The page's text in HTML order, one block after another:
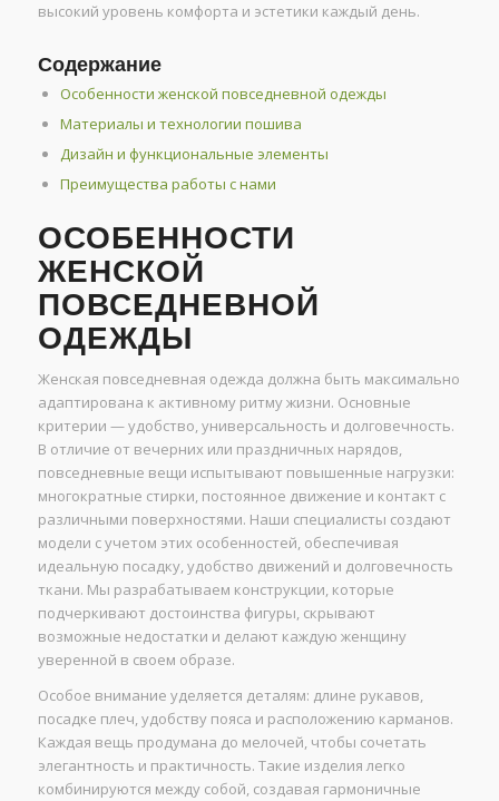
высокий уровень комфорта и эстетики каждый день.
Содержание
Особенности женской повседневной одежды
Материалы и технологии пошива
Дизайн и функциональные элементы
Преимущества работы с нами
ОСОБЕННОСТИ
ЖЕНСКОЙ
ПОВСЕДНЕВНОЙ
ОДЕЖДЫ
Женская повседневная одежда должна быть максимально
адаптирована к активному ритму жизни. Основные
критерии — удобство, универсальность и долговечность.
В отличие от вечерних или праздничных нарядов,
повседневные вещи испытывают повышенные нагрузки:
многократные стирки, постоянное движение и контакт с
различными поверхностями. Наши специалисты создают
модели с учетом этих особенностей, обеспечивая
идеальную посадку, удобство движений и долговечность
ткани. Мы разрабатываем конструкции, которые
подчеркивают достоинства фигуры, скрывают
возможные недостатки и делают каждую женщину
уверенной в своем образе.
Особое внимание уделяется деталям: длине рукавов,
посадке плеч, удобству пояса и расположению карманов.
Каждая вещь продумана до мелочей, чтобы сочетать
элегантность и практичность. Такие изделия легко
комбинируются между собой, создавая гармоничные